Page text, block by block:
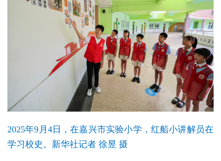
2025年9月4日，在嘉兴市实验小学，红船小讲解员在
学习校史。新华社记者 徐昱 摄